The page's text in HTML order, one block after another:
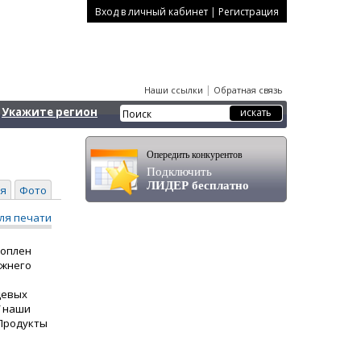
Вход в личный кабинет | Регистрация
Наши ссылки | Обратная связь
Укажите регион
Фото
печати
наши
Опередить конкурентов
Подключить
ЛИДЕР бесплатно